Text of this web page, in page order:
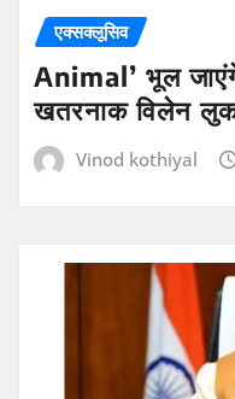
एक्सक्लूसिव
Animal’ भूल
खतरनाक विलेन
Vinod kothiyal